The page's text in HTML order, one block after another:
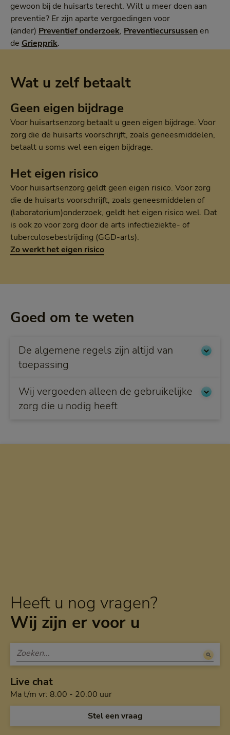
gewoon bij de huisarts terecht. Wilt u meer doen aan
preventie? Er zijn aparte vergoedingen voor
(ander) Preventief onderzoek, Preventiecursussenen
de Griepprik.
Wat u zelf betaalt
Geen eigen bijdrage
Voor huisartsenzorg betaalt u geen eigen bijdrage. Voor
zorg die de huisarts voorschrijft, zoals geneesmiddelen,
betaalt u soms wel een eigen bijdrage.
Het eigen risico
Voor huisartsenzorg geldt geen eigen risico. Voor zorg
die de huisarts voorschrijft, zoals geneesmiddelen of
(laboratorium)onderzoek, geldt het eigen risico wel. Dat
is ook zo voor zorg door de arts infectieziekte- of
tuberculosebestrijding (GGD-arts).
Zo werkt het eigen risico
Goed om te weten
De algemene regels zijn altijd van
toepassing
Wij vergoeden alleen de gebruikelijke
zorg die u nodig heeft
Heeft u nog vragen?
Wij zijn er voor u
Live chat
Ma t/m vr: 8.00 - 20.00 uurMaandag tot en met vrijdag
Open de chat en
Stel een vraag